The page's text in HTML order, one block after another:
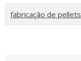
fabricação de pellets